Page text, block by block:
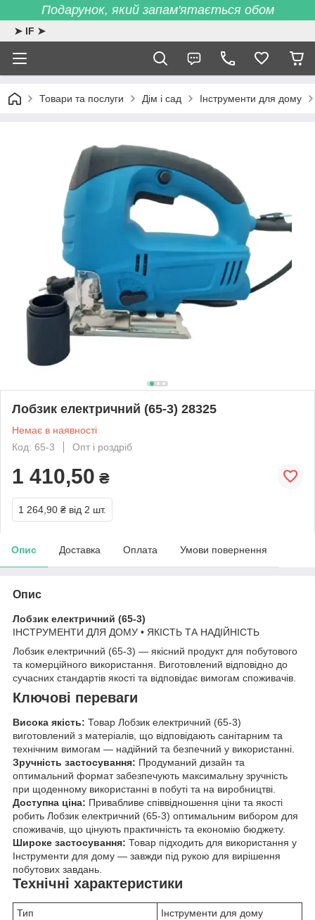
Подарунок, який запам'ятається обом
➤ IF ➤
Товари та послуги Дім і сад Інструменти для дому
Лобзик електричний (65-3) 28325
Немає в наявності
Код: 65-3
Опт і роздріб
1 410,50 ₴
1 264,90 ₴ від 2 шт.
Опис Доставка Оплата Умови повернення
Опис
Лобзик електричний (65-3)
ІНСТРУМЕНТИ ДЛЯ ДОМУ • ЯКІСТЬ ТА НАДІЙНІСТЬ
Лобзик електричний (65-3) — якісний продукт для побутового
та комерційного використання. Виготовлений відповідно до
сучасних стандартів якості та відповідає вимогам споживачів.
Ключові переваги
Висока якість: Товар Лобзик електричний (65-3)
виготовлений з матеріалів, що відповідають санітарним та
технічним вимогам — надійний та безпечний у використанні.
Зручність застосування: Продуманий дизайн та
оптимальний формат забезпечують максимальну зручність
при щоденному використанні в побуті та на виробництві.
Доступна ціна: Привабливе співвідношення ціни та якості
робить Лобзик електричний (65-3) оптимальним вибором для
споживачів, що цінують практичність та економію бюджету.
Широке застосування: Товар підходить для використання у
Інструменти для дому — завжди під рукою для вирішення
побутових завдань.
Технічні характеристики
Тип
Інструменти для дому